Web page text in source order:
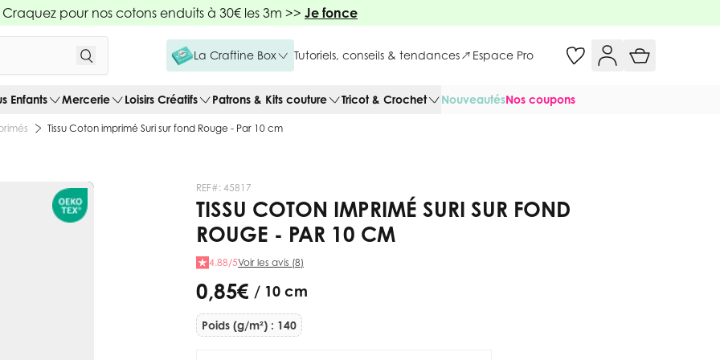
Craquez pour nos cotons enduits à 30€ les 3m >> Je fonce
La Craftine Box Tutoriels, conseils & tendances Espace Pro
Enfants Mercerie Loisirs Créatifs Patrons & Kits couture Tricot & Crochet NouveautésNos coupons
Tissu Coton imprimé Suri sur fond Rouge - Par 10 cm
REF#: 45817
TISSU COTON IMPRIMÉ SURI SUR FOND
ROUGE - PAR 10 CM
4.88/5Voir les avis (8)
0,85 € / 10 cm
Poids (g/m²) : 140